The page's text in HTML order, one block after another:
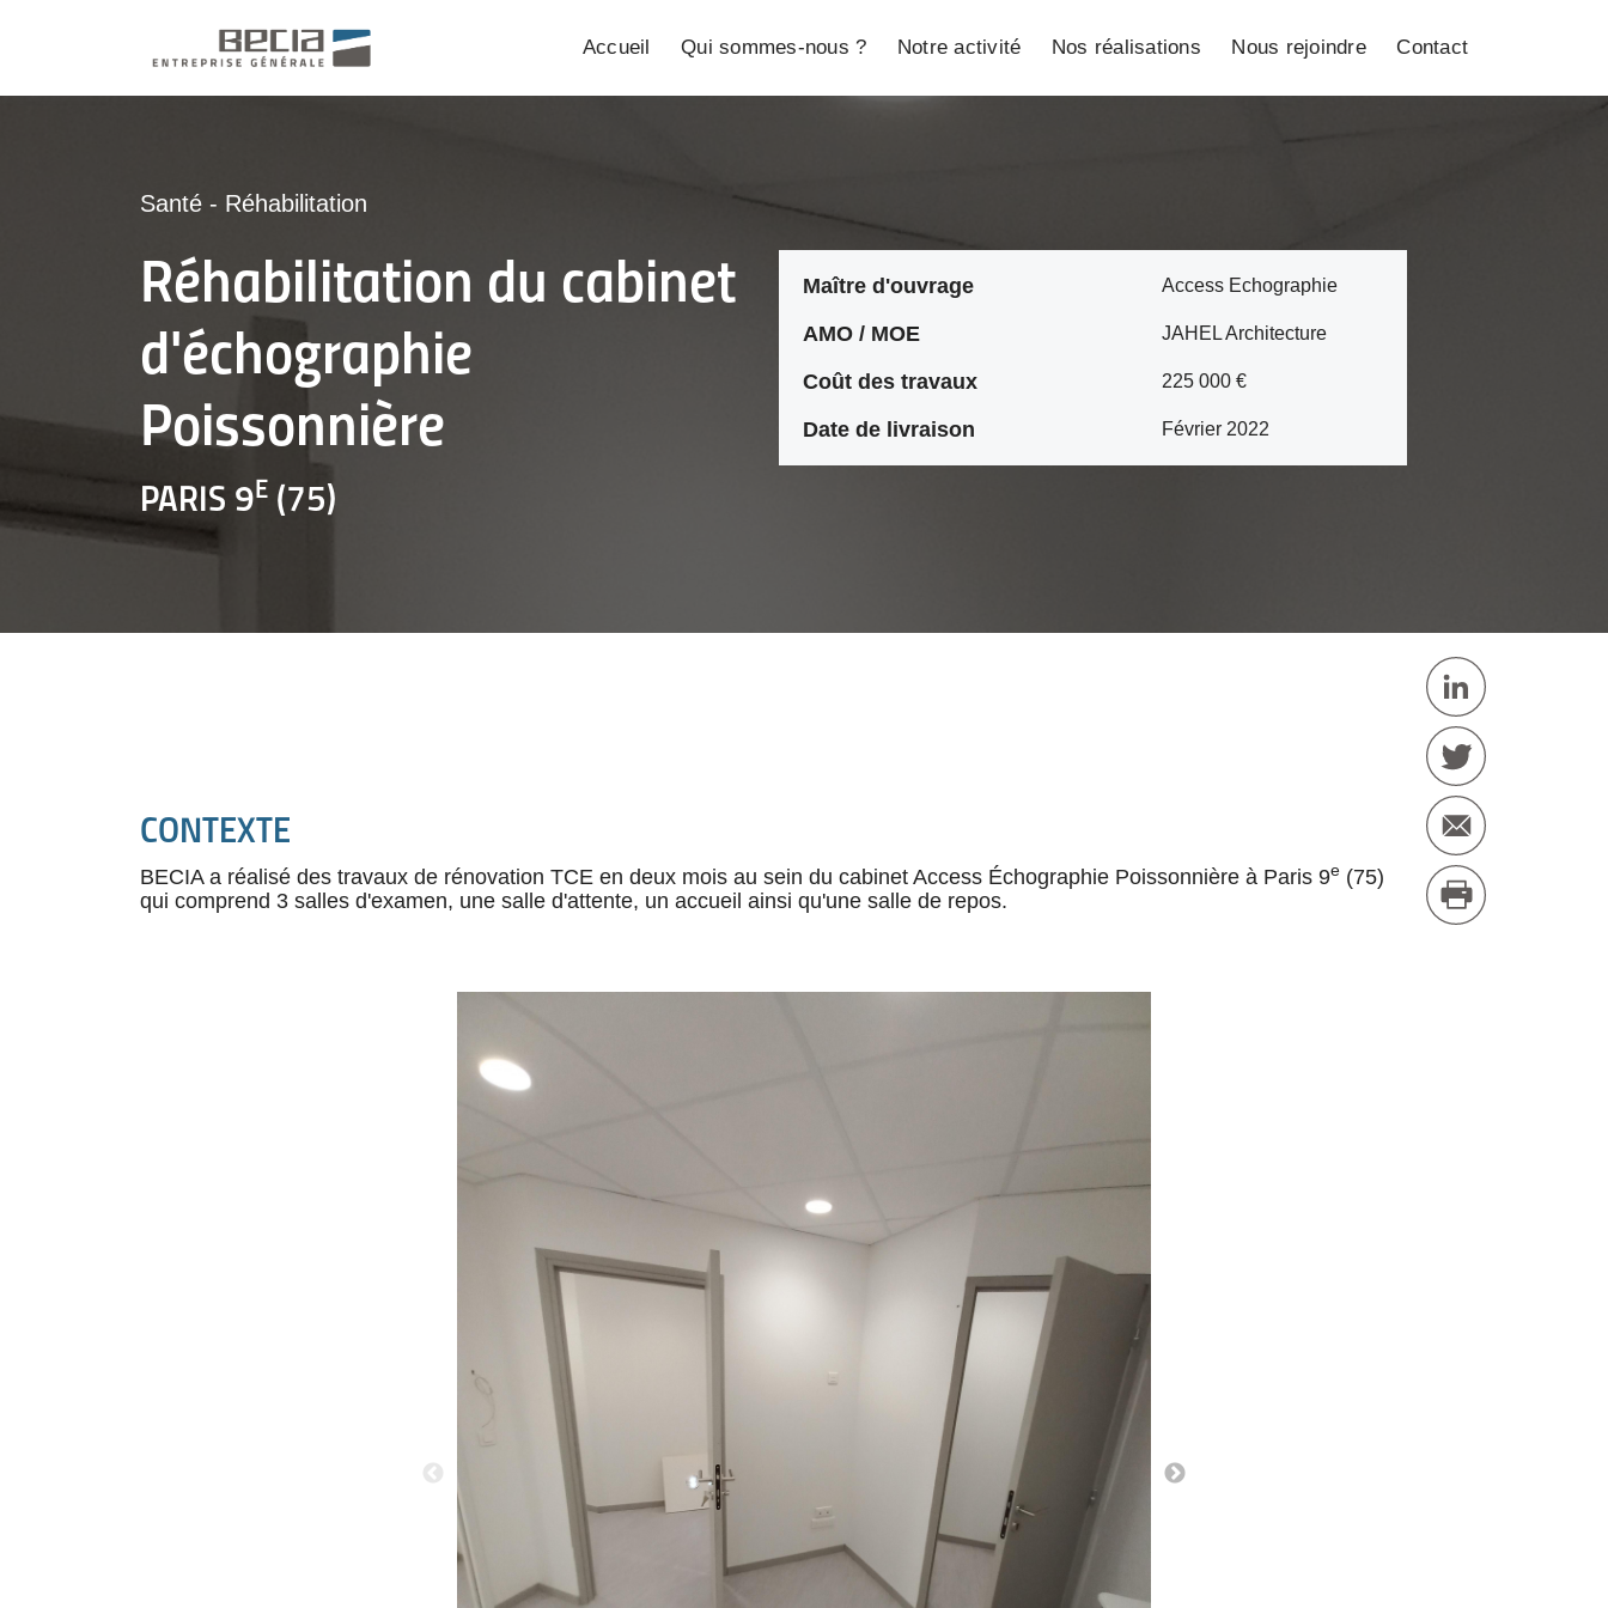
Accueil Qui sommes-nous ? Notre activité Nos réalisations Nous rejoindre Contact
Santé - Réhabilitation
Réhabilitation du cabinet
d'échographie
Poissonnière
PARIS 9E (75)
Maître d'ouvrage Access Echographie
AMO / MOE JAHEL Architecture
Coût des travaux 225 000 €
Date de livraison Février 2022
CONTEXTE
BECIA a réalisé des travaux de rénovation TCE en deux mois au sein du cabinet Access Échographie Poissonnière à Paris 9e (75)
qui comprend 3 salles d'examen, une salle d'attente, un accueil ainsi qu'une salle de repos.